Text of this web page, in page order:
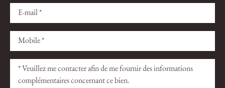
ce
champ
Veuillez
ce
champ